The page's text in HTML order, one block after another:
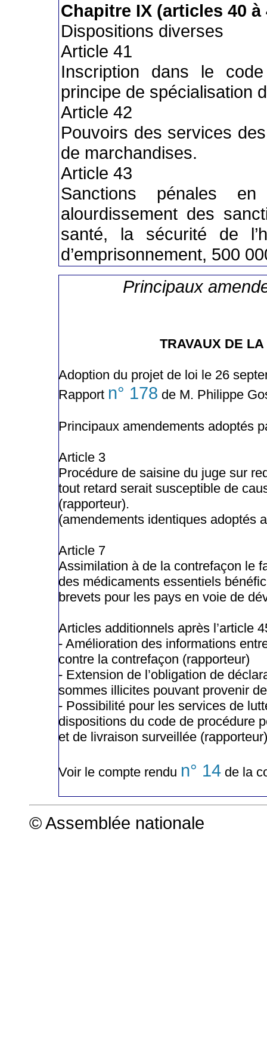
Chapitre IX (articles 40 à
Dispositions diverses
Article 41
Inscription dans le
principe de spécialisation
Article 42
Pouvoirs des services
de marchandises.
Article 43
Sanctions pénales
alourdissement des
santé, la sécurité de
d’emprisonnement, 500
Principaux
TRAVAUX DE
Adoption du projet de loi le 26
Rapport n° 178 de M. Philippe
Principaux amendements adoptés
Article 3
Procédure de saisine du juge sur
tout retard serait susceptible de
(rapporteur).
(amendements identiques adoptés
Article 7
Assimilation à de la contrefaçon le
des médicaments essentiels
brevets pour les pays en voie de
Articles additionnels après l’article
- Amélioration des informations
contre la contrefaçon (rapporteur)
- Extension de l’obligation de
sommes illicites pouvant provenir
- Possibilité pour les services de
dispositions du code de procédure
et de livraison surveillée
Voir le compte rendu n° 14 de la
© Assemblée nationale